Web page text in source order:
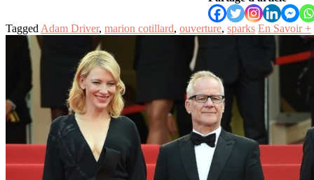
Tagged Adam Driver, marion cotillard, ouverture, sparks En Savoir +